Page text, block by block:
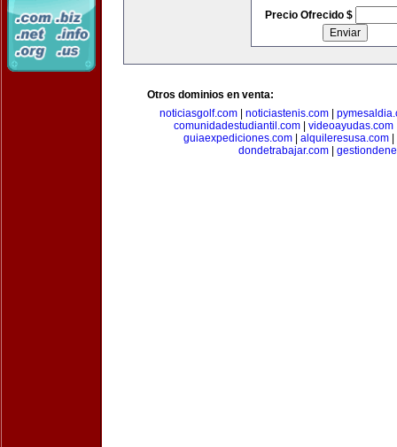
Precio Ofrecido $
Otros dominios en venta:
noticiasgolf.com| noticiastenis.com|
comunidadestudiantil.com| videoayudas.com
guiaexpediciones.com| alquileresusa.com|
dondetrabajar.com|